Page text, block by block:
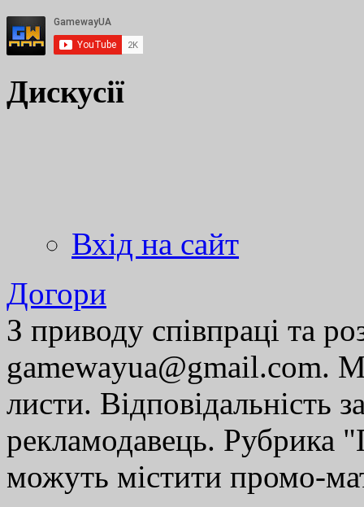
Дискусії
Вхід на сайт
Догори
З приводу співпраці та
gamewayua@gmail.com.
листи. Відповідальність
рекламодавець. Рубрика
можуть містити промо-